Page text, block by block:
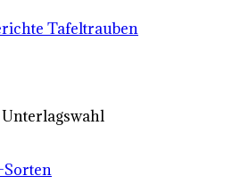
Tafeltrauben